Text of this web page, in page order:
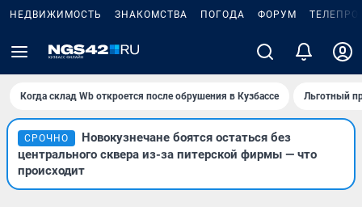
НЕДВИЖИМОСТЬ ЗНАКОМСТВА ПОГОДА ФОРУМ
Когда склад Wb откроется после обрушения в Кузбассе Льготный
СРОЧНО
Новокузнечане боятся остаться без
центрального сквера из-за питерской фирмы — что
происходит